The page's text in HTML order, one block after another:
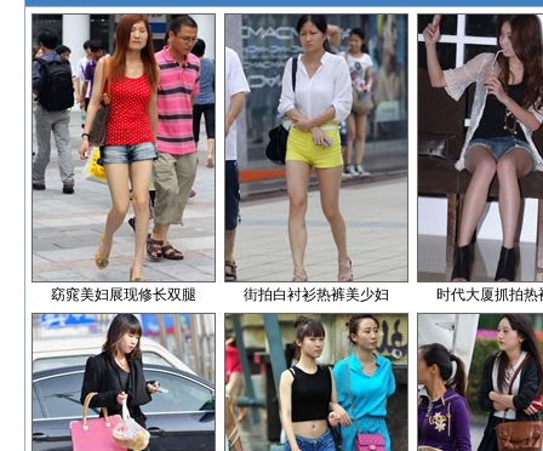
窈窕美妇展现修长双腿 街拍白衬衫热裤美少妇 时代大厦抓拍热